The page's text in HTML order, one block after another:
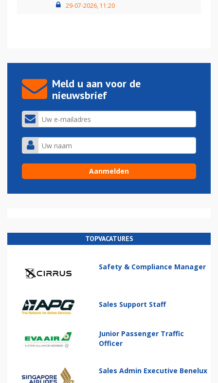
29-07-2026, 11:20
Meld u aan voor de
nieuwsbrief
TOPVACATURES
Safety & Compliance Manager
Sales Support Staff
Junior Passenger Traffic
Officer
Sales Admin Executive Benelux